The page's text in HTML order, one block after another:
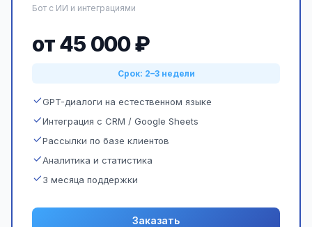
Бот с ИИ и интеграциями
от 45 000 ₽
Срок: 2–3 недели
GPT-диалоги на естественном языке
Интеграция с CRM / Google Sheets
Рассылки по базе клиентов
Аналитика и статистика
3 месяца поддержки
Заказать